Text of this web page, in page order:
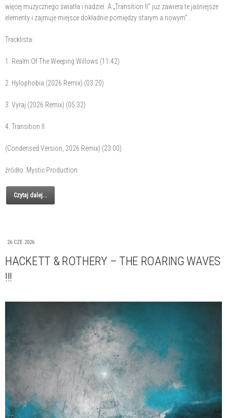
więcej muzycznego światła i nadziei. A „Transition II" już zawiera te jaśniejsze
elementy i zajmuje miejsce dokładnie pomiędzy starym a nowym".
Tracklista:
1. Realm Of The Weeping Willows (11:42)
2. Hylophobia (2026 Remix) (03:20)
3. Vyraj (2026 Remix) (05:32)
4. Transition II
(Condensed Version, 2026 Remix) (23:00)
źródło: Mystic Production
Czytaj dalej...
26 CZE 2026
HACKETT & ROTHERY – THE ROARING WAVES
!!!